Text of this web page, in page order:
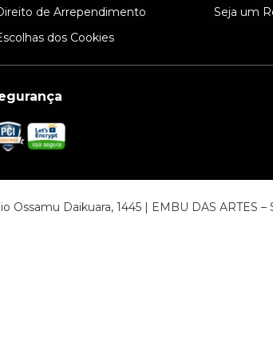
de Arrependimento
dos Cookies
Seja um
Daikuara, 1445 | EMBU DAS ARTES –